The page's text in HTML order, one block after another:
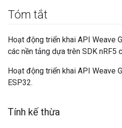
Tóm tắt
Hoạt động triển khai API Weave
các nền tảng dựa trên SDK nRF5
Hoạt động triển khai API Weave
ESP32.
Tính kế thừa